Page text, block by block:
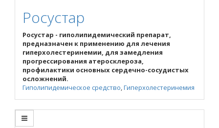
Росустар
Росустар - гиполипидемический препарат,
предназначен к применению для лечения
гиперхолестеринемии, для замедления
прогрессирования атеросклероза,
профилактики основных сердечно-сосудистых
осложнений.
Гиполипидемическое средство,Гиперхолестеринемия